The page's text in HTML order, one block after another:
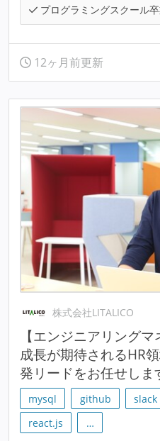
プログラミングスクール
12ヶ月前更新
株式会社LITALICO
【エンジニアリング
成長が期待されるHR
発リードをお任せしま
mysql github slack
react.js
…